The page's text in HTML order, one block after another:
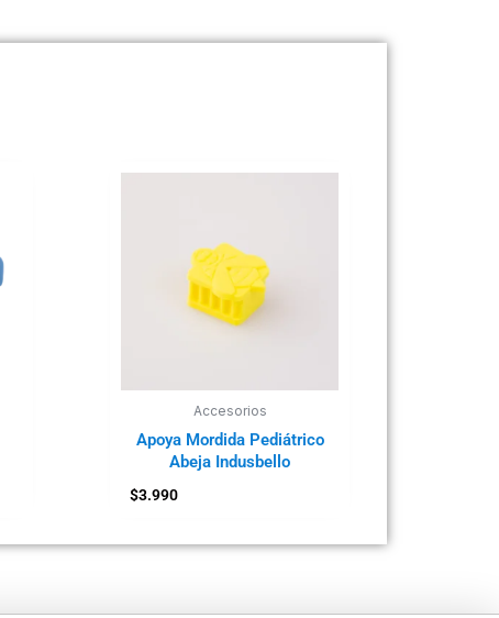
Accesorios
Apoya Mordida Pediátrico
Abeja Indusbello
$3.990